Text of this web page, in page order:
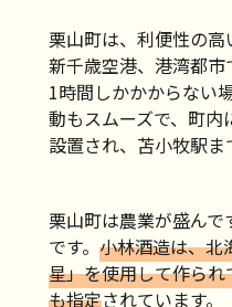
栗山町は、利便性の
新千歳空港、港湾都
1時間しかかからない
動もスムーズで、町
設置され、苫小牧駅ま
栗山町は農業が盛ん
です。 小林酒造は、北
星」を使用して作ら
も指定されています。